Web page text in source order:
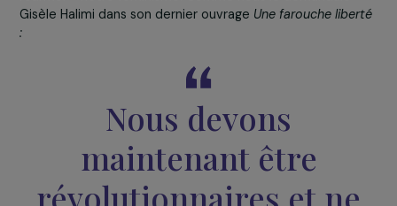
laisser les asso anti-choix pénétrer dans les cliniques
d’avortement pour empêcher les femmes de mener à
au vote des femmes et des jeunes, la Pologne avait
créer des villages anti-LGBTQI et l’arrêt total du suivi
grossesse pour les femmes, dont certaines mourraient
faute d’une IVG alors qu’elles avaient souhaité avoir un
enfant mais que celui-ci n’était pas viable. Ainsi,
droite et la droite radicale qui flirtent avec l’extrême
droite,sont capables de tuer des femmes en leur